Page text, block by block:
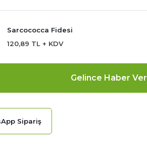
Sarcococca Fidesi
120,89 TL + KDV
Gelince Haber Ver
Sipariş